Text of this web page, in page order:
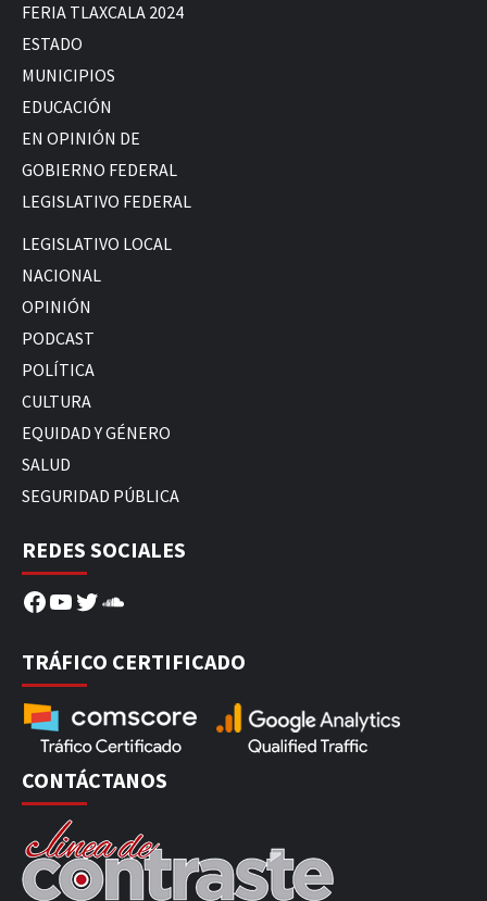
FERIA TLAXCALA 2024
ESTADO
MUNICIPIOS
EDUCACIÓN
EN OPINIÓN DE
GOBIERNO FEDERAL
LEGISLATIVO FEDERAL
LEGISLATIVO LOCAL
NACIONAL
OPINIÓN
PODCAST
POLÍTICA
CULTURA
EQUIDAD Y GÉNERO
SALUD
SEGURIDAD PÚBLICA
REDES SOCIALES
Facebook
YouTube
Twitter
SoundCloud
TRÁFICO CERTIFICADO
CONTÁCTANOS